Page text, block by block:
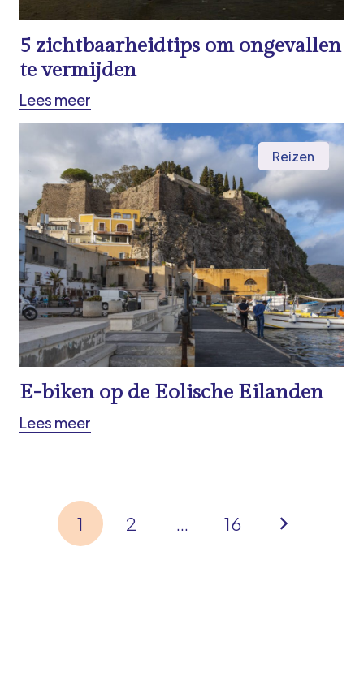
5 zichtbaarheidtips om ongevallen
te vermijden
Lees meer
Reizen
E-biken op de Eolische Eilanden
Lees meer
1 2 … 16